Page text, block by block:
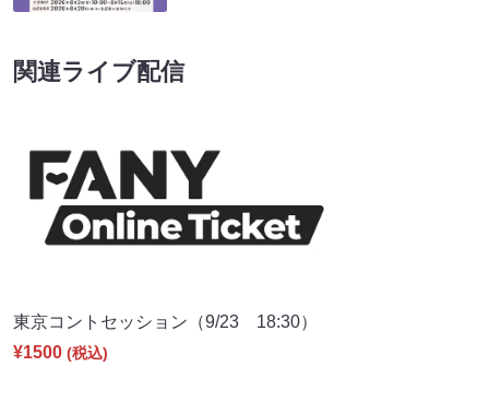
関連ライブ配信
東京コントセッション（9/23 18:30）
¥1500 (税込)